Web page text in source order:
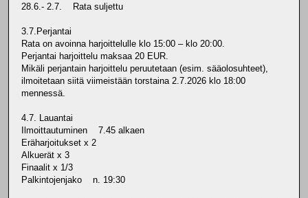
28.6.- 2.7. Rata suljettu
3.7.Perjantai
Rata on avoinna harjoittelulle klo 15:00 – klo 20:00.
Perjantai harjoittelu maksaa 20 EUR.
Mikäli perjantain harjoittelu peruutetaan (esim. sääolosuhteet),
ilmoitetaan siitä viimeistään torstaina 2.7.2026 klo 18:00
mennessä.
4.7. Lauantai
Ilmoittautuminen 7.45 alkaen
Eräharjoitukset x 2
Alkuerät x 3
Finaalit x 1/3
Palkintojenjako n. 19:30